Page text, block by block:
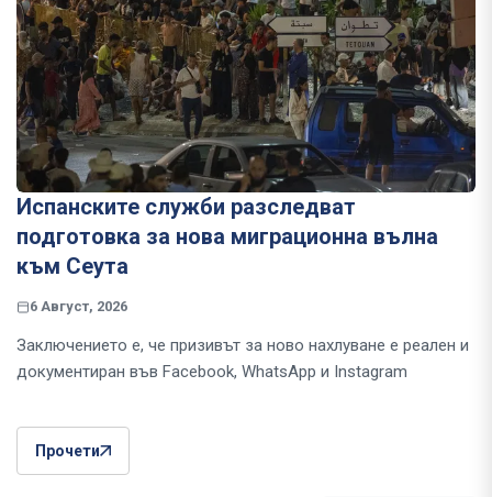
Испанските служби разследват
подготовка за нова миграционна вълна
към Сеута
6 Август, 2026
Заключението е, че призивът за ново нахлуване е реален и
документиран във Facebook, WhatsApp и Instagram
Прочети